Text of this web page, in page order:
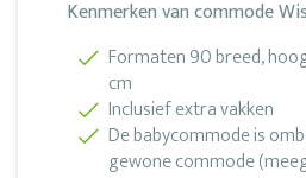
Kenmerken van commode
Formaten 90 breed,
cm
Inclusief extra vakken
De babycommode is
gewone commode